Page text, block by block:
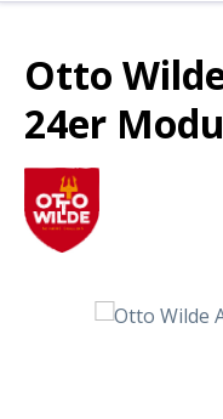
Otto
24er
Bildergalerie